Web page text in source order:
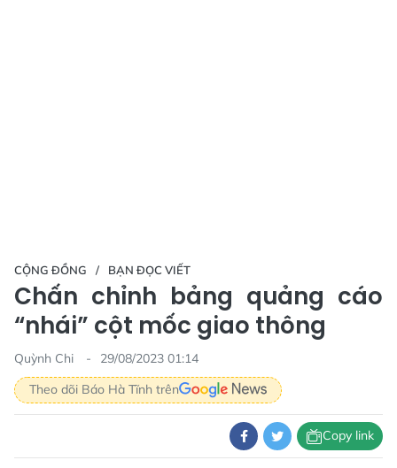
CỘNG ĐỒNG BẠN ĐỌC VIẾT
Chấn chỉnh bảng quảng cáo
“nhái” cột mốc giao thông
Quỳnh Chi
29/08/2023 01:14
Theo dõi Báo Hà Tĩnh trên
Copy link